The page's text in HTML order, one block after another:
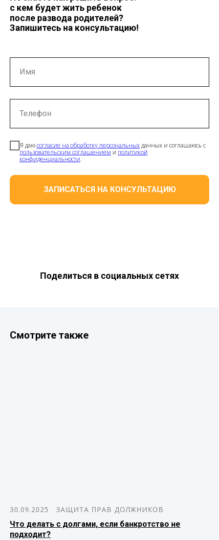
с кем будет жить ребенок
после развода родителей?
Запишитесь на консультацию!
Имя
Телефон
Я даюсогласие на обработку персональныхданных и соглашаюсь с
пользовательским соглашением и политикой
конфиденциальности.
ЗАПИСАТЬСЯ НА КОНСУЛЬТАЦИЮ
Поделиться в социальных сетях
Смотрите также
30.09.2025
ЗАЩИТА ПРАВ ДОЛЖНИКОВ
Что делать с долгами, если банкротство не
подходит?